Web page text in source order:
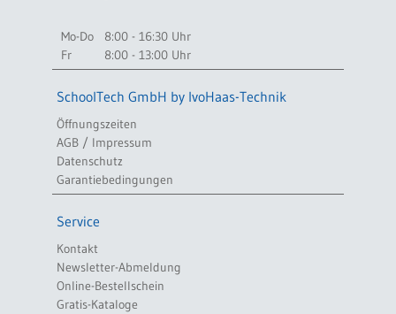
Mo-Do
8:00 - 16:30 Uhr
Fr
8:00 - 13:00 Uhr
SchoolTech GmbH by IvoHaas-Technik
Öffnungszeiten
AGB / Impressum
Datenschutz
Garantiebedingungen
Service
Kontakt
Newsletter-Abmeldung
Online-Bestellschein
Gratis-Kataloge